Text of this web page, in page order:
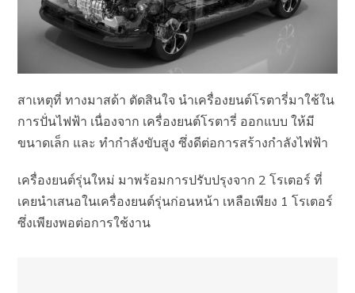
สาเหตุที่ ทางมาสด้า ตัดสินใจ นำเครื่องยนต์โรตารี่มาใช้ใน
การปั่นไฟฟ้า เนื่องจาก เครื่องยนต์โรตารี่ ออกแบบ ให้มี
ขนาดเล็ก และ ทำกำลังขับสูง ซึ่งดีต่อการสร้างกำลังไฟฟ้า
เครื่องยนต์รุ่นใหม่ มาพร้อมการปรับปรุงจาก 2 โรเตอร์ ที่
เคยนำเสนอในเครื่องยนต์รุ่นก่อนหน้า เหลือเพียง 1 โรเตอร์
ซึ่งเพียงพอต่อการใช้งาน